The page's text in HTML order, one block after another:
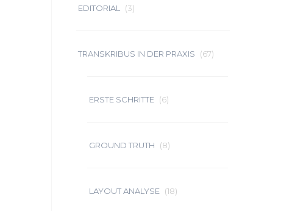
EDITORIAL (3)
TRANSKRIBUS IN DER PRAXIS (67)
ERSTE SCHRITTE (6)
GROUND TRUTH (8)
LAYOUT ANALYSE (18)